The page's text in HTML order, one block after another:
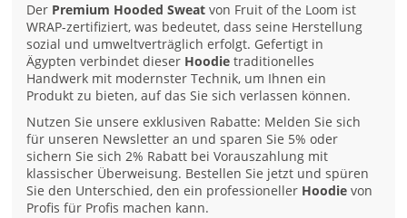
Der Premium Hooded Sweat von Fruit of the Loom ist
WRAP-zertifiziert, was bedeutet, dass seine Herstellung
sozial und umweltverträglich erfolgt. Gefertigt in
Ägypten verbindet dieser Hoodie traditionelles
Handwerk mit modernster Technik, um Ihnen ein
Produkt zu bieten, auf das Sie sich verlassen können.
Nutzen Sie unsere exklusiven Rabatte: Melden Sie sich
für unseren Newsletter an und sparen Sie 5% oder
sichern Sie sich 2% Rabatt bei Vorauszahlung mit
klassischer Überweisung. Bestellen Sie jetzt und spüren
Sie den Unterschied, den ein professioneller Hoodie von
Profis für Profis machen kann.